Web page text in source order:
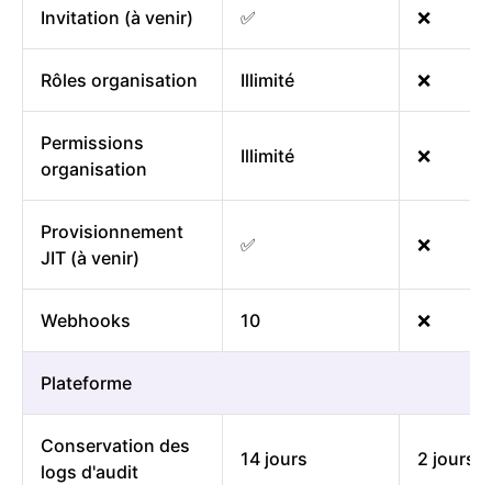
Invitation (à venir) ✅ ❌
Rôles organisation Illimité ❌
Permissions
organisation
Illimité ❌
Provisionnement
JIT (à venir)
✅ ❌
Webhooks 10 ❌
Plateforme
Conservation des
logs d'audit
14 jours 2 jours